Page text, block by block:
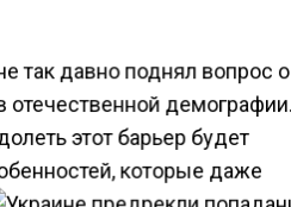
так давно поднял вопрос о
демографии.
этот барьер будет
которые даже